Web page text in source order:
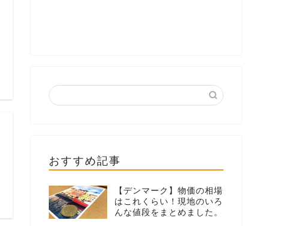
おすすめ記事
【デンマーク】物価の相場
はこれくらい！現地のいろ
んな値段をまとめました。